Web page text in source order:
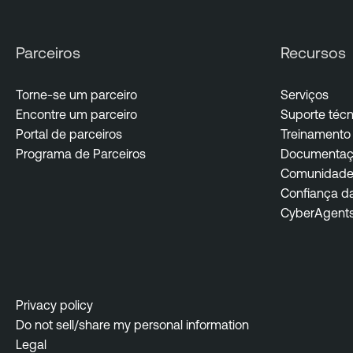
Parceiros
Torne-se um parceiro
Encontre um parceiro
Portal de parceiros
Programa de Parceiros
Recursos
Serviços
Suporte
Confiança
Privacy policy
Do not sell/share my personal information
Legal